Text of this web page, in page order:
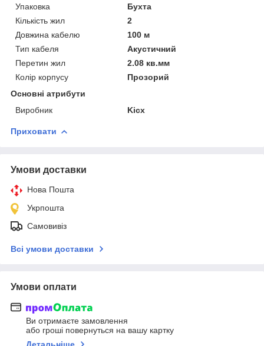
Упаковка
Бухта
Кількість жил
2
Довжина кабелю
100 м
Тип кабеля
Акустичний
Перетин жил
2.08 кв.мм
Колір корпусу
Прозорий
Основні атрибути
Виробник
Kicx
Приховати
Умови доставки
Нова Пошта
Укрпошта
Самовивіз
Всі умови доставки
Умови оплати
Ви отримаєте замовлення
або гроші повернуться на вашу картку